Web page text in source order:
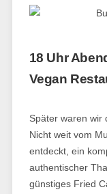
18 Uhr
Vegan
Später waren wir
Nicht weit vom
entdeckt, ein
authentischer
günstiges Fried